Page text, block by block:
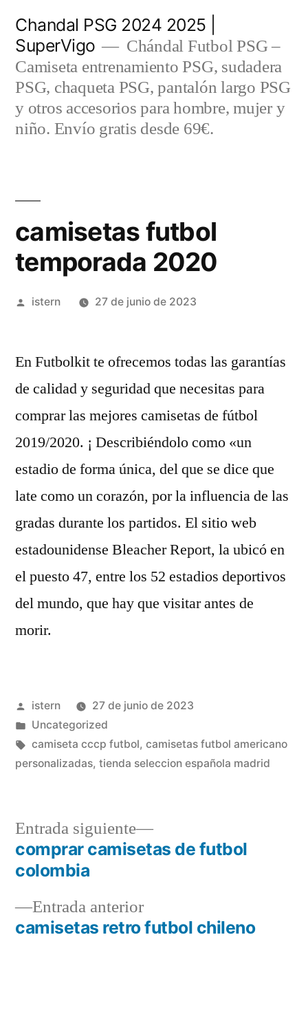
contenido
Chandal PSG 2024 2025 |
SuperVigo
Chándal Futbol PSG –
Camiseta entrenamiento PSG, sudadera
PSG, chaqueta PSG, pantalón largo PSG
y otros accesorios para hombre, mujer y
niño. Envío gratis desde 69€.
camisetas futbol
temporada 2020
Publicado
istern 27 de junio de 2023
En Futbolkit te ofrecemos todas las garantías
de calidad y seguridad que necesitas para
comprar las mejores camisetas de fútbol
2019/2020. ¡ Describiéndolo como «un
estadio de forma única, del que se dice que
late como un corazón, por la influencia de las
gradas durante los partidos. El sitio web
estadounidense Bleacher Report, la ubicó en
el puesto 47, entre los 52 estadios deportivos
del mundo, que hay que visitar antes de
morir.
Publicado
por
istern
27 de junio de 2023
Publicado
en
Uncategorized
Etiquetas:
camiseta cccp futbol, camisetas futbol americano
personalizadas, tienda seleccion española madrid
Navegación
entradas
Entrada anteriorEntrada
anterior:
camisetas retro futbol chileno
Entrada siguiente
Entrada
siguiente:
comprar camisetas de futbol
colombia